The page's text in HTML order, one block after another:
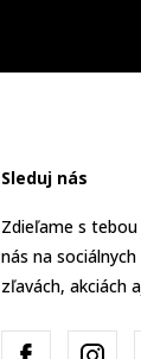
Sleduj nás
Zdieľame s
nás na
zľavách, akciách